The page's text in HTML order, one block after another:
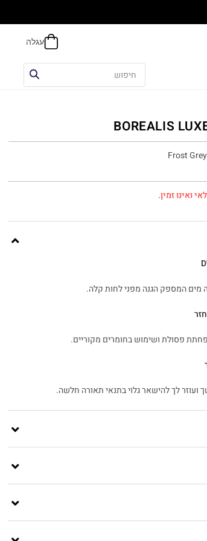
Frost
ואינו זמין.
מים המספק הגנה מפני לחות קלה.
פסולת ושימוש בחומרים מקוריים.
ועוזר לך להישאר גלוי בתנאי תאורה חלשה.